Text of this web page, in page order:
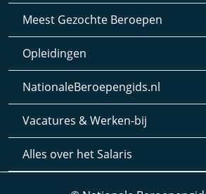
Meest Gezochte Beroepen
Opleidingen
NationaleBeroepengids.nl
Vacatures & Werken-bij
Alles over het Salaris